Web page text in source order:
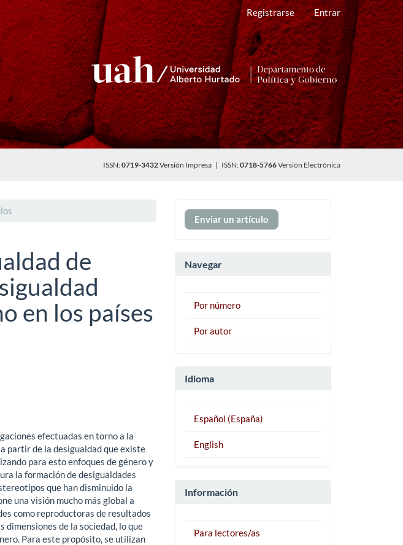
Registrarse Entrar
ISSN:0719-3432Versión Impresa | ISSN:0718-5766Versión Electrónica
de
en los países
efectuadas en torno a la
partir de la desigualdad que existe
para esto enfoques de género y
la formación de desigualdades
que han disminuido la
una visión mucho más global a
como reproductoras de resultados
de la sociedad, lo que
Para este propósito, se utilizan
Enviar
un
Enviar un artículo
Navegar
Por número
Por autor
Idioma
Español (España)
English
Información
Para lectores/as